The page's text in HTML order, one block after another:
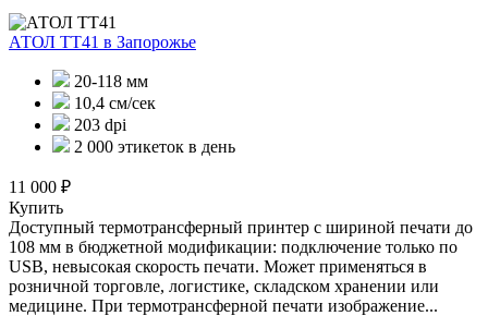
АТОЛ ТТ41 в Запорожье
20-118 мм
10,4 см/сек
203 dpi
2 000 этикеток в день
11 000 ₽
Купить
Доступный термотрансферный принтер с шириной печати до
108 мм в бюджетной модификации: подключение только по
USB, невысокая скорость печати. Может применяться в
розничной торговле, логистике, складском хранении или
медицине. При термотрансферной печати изображение...